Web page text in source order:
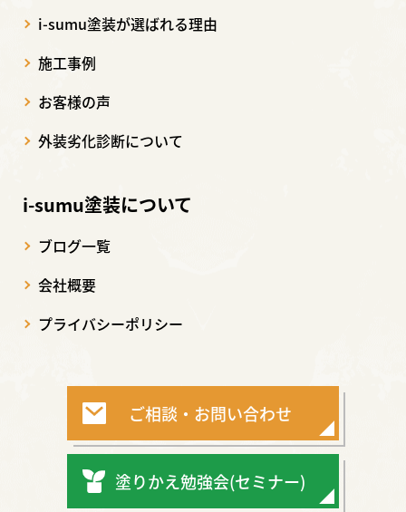
i-sumu塗装が選ばれる理由
施工事例
お客様の声
外装劣化診断について
i-sumu塗装について
ブログ一覧
会社概要
プライバシーポリシー
ご相談・お問い合わせ
塗りかえ勉強会(セミナー)